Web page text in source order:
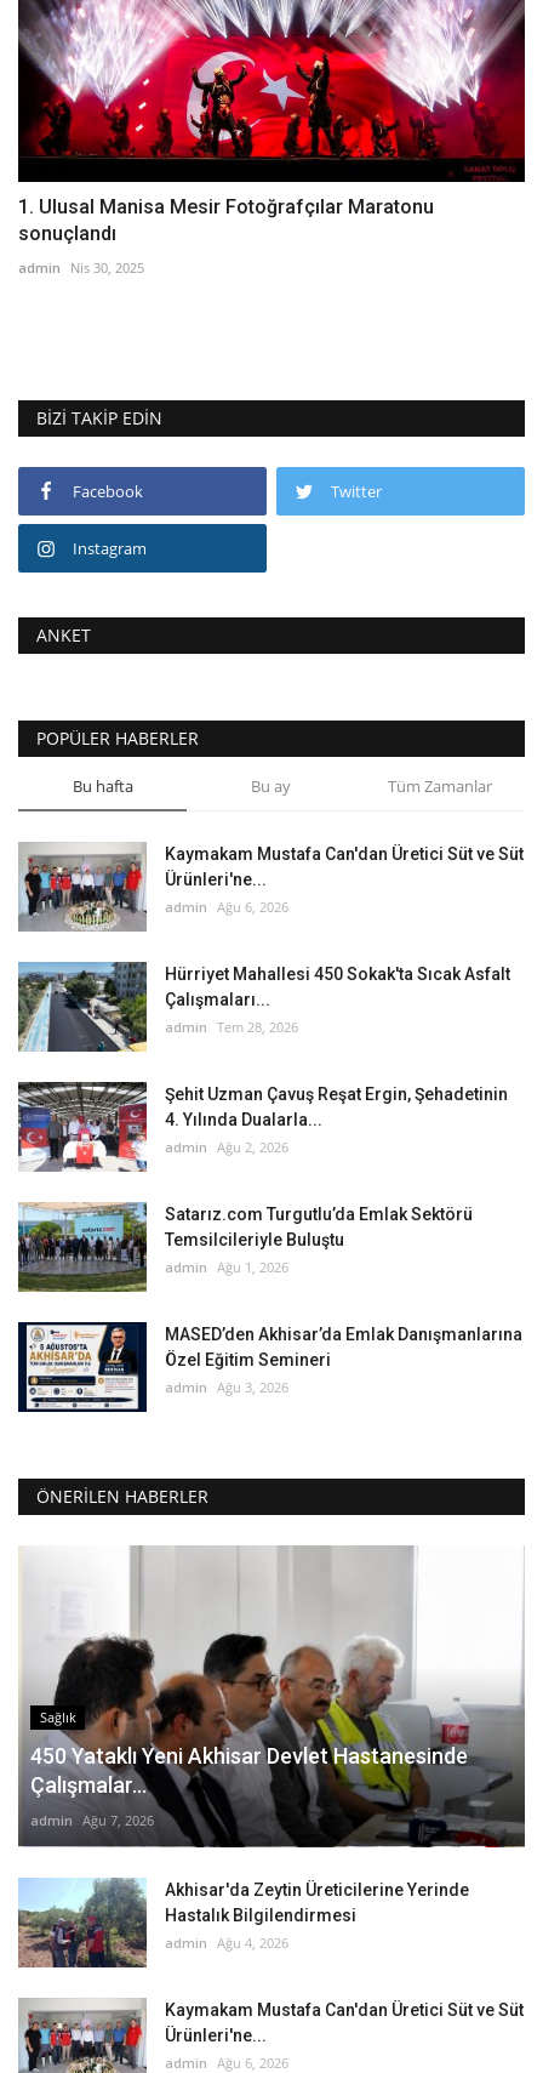
1. Ulusal Manisa Mesir Fotoğrafçılar Maratonu
sonuçlandı
admin Nis 30, 2025
BIZI TAKIP EDIN
Facebook Twitter
Instagram
ANKET
POPÜLER HABERLER
Bu hafta Bu ay Tüm Zamanlar
Kaymakam Mustafa Can'dan Üretici Süt ve Süt
Ürünleri'ne...
admin Ağu 6, 2026
Hürriyet Mahallesi 450 Sokak'ta Sıcak Asfalt
Çalışmaları...
admin Tem 28, 2026
Şehit Uzman Çavuş Reşat Ergin, Şehadetinin
4. Yılında Dualarla...
admin Ağu 2, 2026
Satarız.com Turgutlu’da Emlak Sektörü
Temsilcileriyle Buluştu
admin Ağu 1, 2026
MASED’den Akhisar’da Emlak Danışmanlarına
Özel Eğitim Semineri
admin Ağu 3, 2026
ÖNERILEN HABERLER
Sağlık
450 Yataklı Yeni Akhisar Devlet Hastanesinde
Çalışmalar...
admin Ağu 7, 2026
Akhisar'da Zeytin Üreticilerine Yerinde
Hastalık Bilgilendirmesi
admin Ağu 4, 2026
Kaymakam Mustafa Can'dan Üretici Süt ve Süt
Ürünleri'ne...
admin Ağu 6, 2026